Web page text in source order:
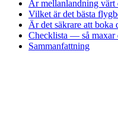
Är mellanlandning värt
Vilket är det bästa
Är det säkrare att boka
Checklista — så maxar
Sammanfattning